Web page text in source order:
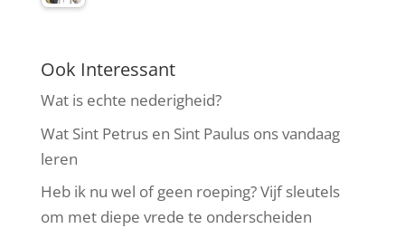
Ook Interessant
Wat is echte nederigheid?
Wat Sint Petrus en Sint Paulus ons vandaag
leren
Heb ik nu wel of geen roeping? Vijf sleutels
om met diepe vrede te onderscheiden